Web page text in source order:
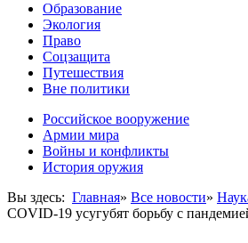
Образование
Экология
Право
Соцзащита
Путешествия
Вне политики
Российское вооружение
Армии мира
Войны и конфликты
История оружия
Вы здесь: Главная» Все новости»
COVID-19 усугубят борьбу с